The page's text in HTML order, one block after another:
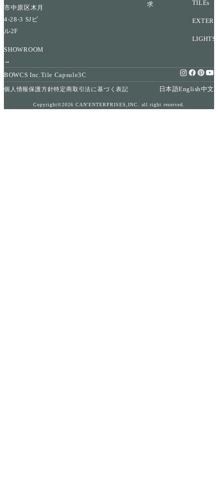
市中原区木月
4-28-3 SJビ
ル2F
SHOWROOM
→
求
TILEs
LIGHTS
BOWCS Inc.Tile Capsule3C
個人情報保護方針特定商取引法に基づく表記 日本語English中文
Copyright©2026 CAN'ENTERPRISES,INC. all right reserved.